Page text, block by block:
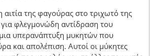
αιτία της φαγούρας στο τριχωτό της
φλεγμονώδη αντίδραση του
υπερανάπτυξη μυκητών που
και απολέπιση. Αυτοί οι μύκητες